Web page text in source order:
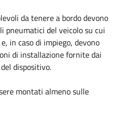
da tenere a bordo devono
pneumatici del veicolo su cui
in caso di impiego, devono
di installazione fornite dai
dispositivo.
montati almeno sulle